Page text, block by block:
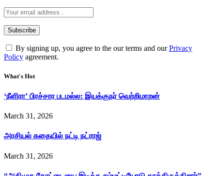
By signing up, you agree to the our terms and ourPrivacy
Policy agreement.
What's Hot
‘நீளிரா’ பிரச்சார படமல்ல: இயக்குநர் வெற்றிமாறன்
March 31, 2026
அரசியல் கதையில் நட்டி நட்ராஜ்
March 31, 2026